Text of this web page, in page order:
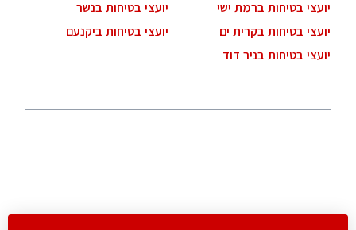
יועצי בטיחות ברמת ישי
יועצי בטיחות בנשר
יועצי בטיחות בקרית ים
יועצי בטיחות ביקנעם
יועצי בטיחות בניר דוד